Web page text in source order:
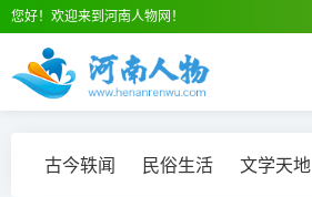
您好！欢迎来到河南人物网！
古今轶闻 民俗生活 文学天地